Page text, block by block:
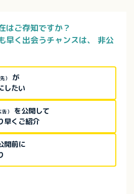
はご存知ですか？
く出会うチャンスは、
非公
）
が
したい
告）
を公開して
早くご紹介
開前に